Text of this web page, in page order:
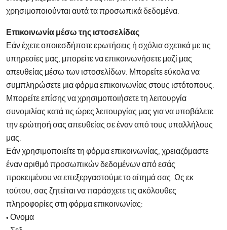
χρησιμοποιούνται αυτά τα προσωπικά δεδομένα.
Επικοινωνία μέσω της ιστοσελίδας
Εάν έχετε οποιεσδήποτε ερωτήσεις ή σχόλια σχετικά με τις
υπηρεσίες μας, μπορείτε να επικοινωνήσετε μαζί μας
απευθείας μέσω των ιστοσελίδων. Μπορείτε εύκολα να
συμπληρώσετε μια φόρμα επικοινωνίας στους ιστότοπους.
Μπορείτε επίσης να χρησιμοποιήσετε τη λειτουργία
συνομιλίας κατά τις ώρες λειτουργίας μας για να υποβάλετε
την ερώτησή σας απευθείας σε έναν από τους υπαλλήλους
μας.
Εάν χρησιμοποιείτε τη φόρμα επικοινωνίας, χρειαζόμαστε
έναν αριθμό προσωπικών δεδομένων από εσάς
προκειμένου να επεξεργαστούμε το αίτημά σας. Ως εκ
τούτου, σας ζητείται να παράσχετε τις ακόλουθες
πληροφορίες στη φόρμα επικοινωνίας:
• Ονομα